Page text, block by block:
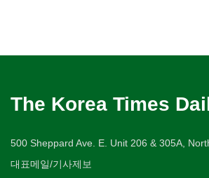
The Korea Times
500 Sheppard Ave. E. Unit 206 & 305A,
대표메일/기사제보